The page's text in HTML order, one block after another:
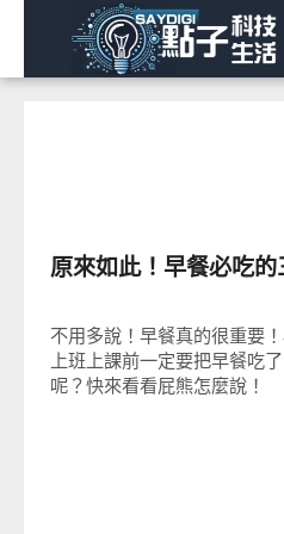
原來如此！早餐必吃的
不用多說！早餐真的很重要！
上班上課前一定要把早餐吃
呢？快來看看屁熊怎麼說！